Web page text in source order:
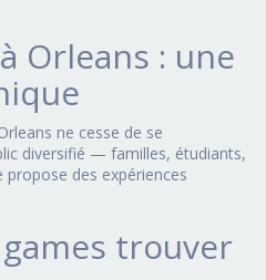
Orleans : une
ne cesse de se
diversifié — familles, étudiants,
des expériences
trouver